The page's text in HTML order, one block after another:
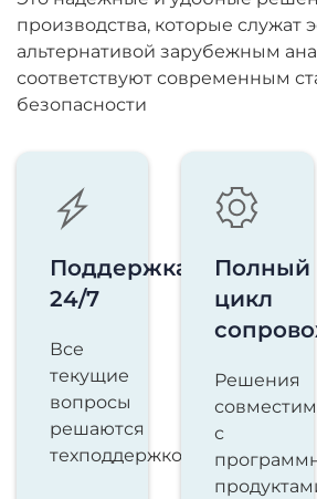
производства, которые служат
альтернативой зарубежным
соответствуют современным
безопасности
Поддержка
24/7
Все
текущие
вопросы
решаются
техподдержкой
Полный
цикл
Решения
с